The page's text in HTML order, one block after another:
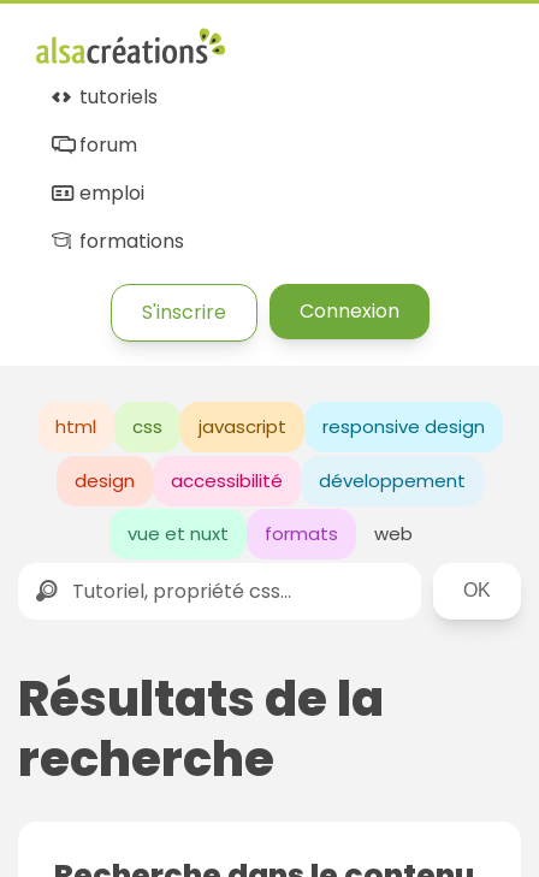
tutoriels
forum
emploi
formations
S'inscrire Connexion
html css javascript responsive design
design accessibilité développement
vue et nuxt formats web
Rechercher
Résultats de la
recherche